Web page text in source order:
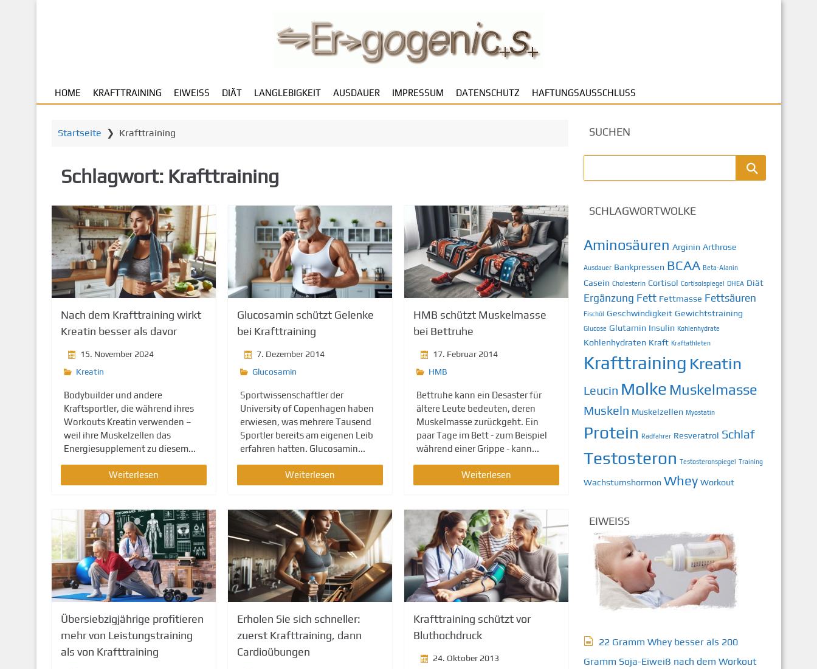
t
HOME KRAFTTRAINING EIWEISS DIÄT LANGLEBIGKEIT AUSDAUER IMPRESSUM DATENSCHUTZ HAFTUNGSAUSSCHLUSS
Startseite ❯ Krafttraining
Schlagwort: Krafttraining
Nach dem Krafttraining wirkt
Kreatin besser als davor
15. November 2024
Kreatin
Bodybuilder und andere
Kraftsportler, die während ihres
Workouts Kreatin verwenden –
weil ihre Muskelzellen das
Energiesupplement zu diesem...
Weiterlesen
Glucosamin schützt Gelenke
bei Krafttraining
7. Dezember 2014
Glucosamin
Sportwissenschaftler der
University of Copenhagen haben
erwiesen, was mehrere Tausend
Sportler bereits am eigenen Leib
erfahren hatten. Glucosamin...
Weiterlesen
HMB schützt Muskelmasse
bei Bettruhe
17. Februar 2014
HMB
Bettruhe kann ein Desaster für
ältere Leute bedeuten, deren
Muskelmasse zurückgeht. Ein
paar Tage im Bett - zum Beispiel
während einer Grippe - kann...
Weiterlesen
Übersiebzigjährige profitieren
mehr von Leistungstraining
als von Krafttraining
Erholen Sie sich schneller:
zuerst Krafttraining, dann
Cardioübungen
Krafttraining schützt vor
Bluthochdruck
24. Oktober 2013
SUCHEN
SCHLAGWORTWOLKE
Aminosäuren Arginin Arthrose
Ausdauer Bankpressen BCAA Beta-Alanin
Casein Cholesterin Cortisol Cortisolspiegel DHEA Diät
Ergänzung Fett Fettmasse Fettsäuren
Fischöl Geschwindigkeit Gewichtstraining
Glucose Glutamin Insulin Kohlenhydrate
Kohlenhydraten Kraft Kraftathleten
Krafttraining Kreatin
Leucin Molke Muskelmasse
Muskeln Muskelzellen Myostatin
Protein Radfahrer Resveratrol Schlaf
Testosteron Testosteronspiegel Training
Wachstumshormon Whey Workout
EIWEISS
22 Gramm Whey besser als 200
Gramm Soja-Eiweiß nach dem Workout